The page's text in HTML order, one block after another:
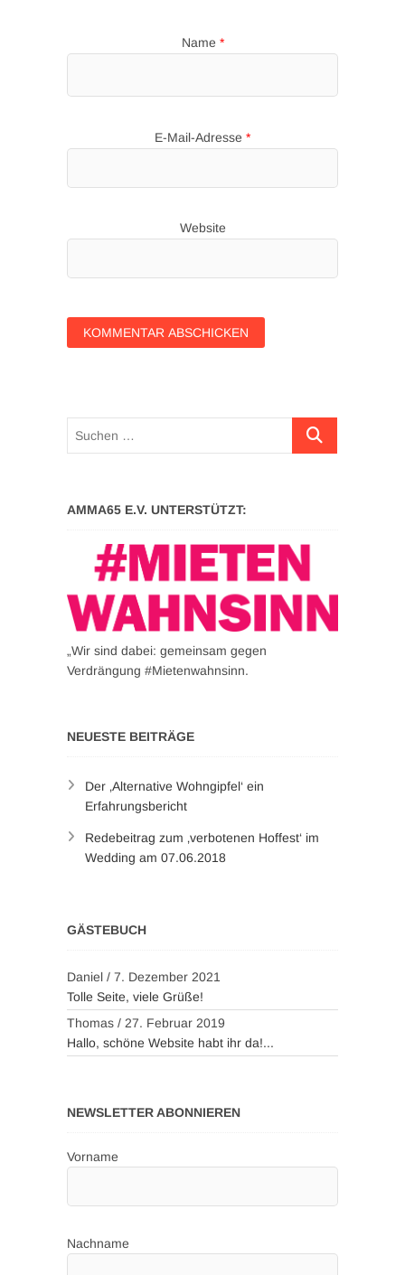
Name *
E-Mail-Adresse *
Website
Suchen …
AMMA65 E.V. UNTERSTÜTZT:
„Wir sind dabei: gemeinsam gegen
Verdrängung #Mietenwahnsinn.
NEUESTE BEITRÄGE
Der ‚Alternative Wohngipfel‘ ein
Erfahrungsbericht
Redebeitrag zum ‚verbotenen Hoffest‘ im
Wedding am 07.06.2018
GÄSTEBUCH
Daniel / 7. Dezember 2021
Tolle Seite, viele Grüße!
Thomas / 27. Februar 2019
Hallo, schöne Website habt ihr da!...
NEWSLETTER ABONNIEREN
Vorname
Nachname